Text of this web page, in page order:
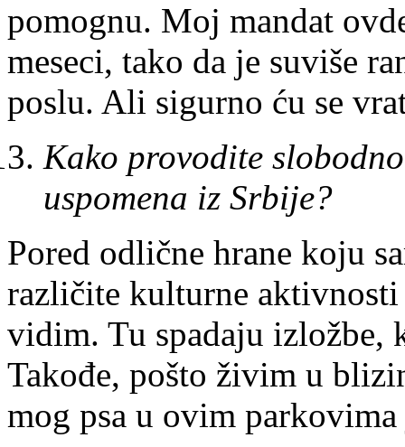
pomognu. Moj mandat
meseci, tako da je suviše
poslu. Ali sigurno ću se
Kako provodite
uspomena iz Srbije?
Pored odlične hrane koju
različite kulturne
vidim. Tu spadaju
Takođe, pošto živim u
mog psa u ovim